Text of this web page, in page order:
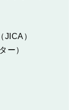
）
ー）